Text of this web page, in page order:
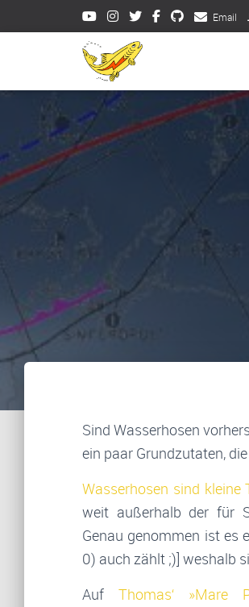
Email
Sind Wasserhosen
ein paar Grundzutaten,
Wasserhosen sind kleine
weit außerhalb der für
Genau genommen ist es
0) auch zählt ;)] weshalb
AufThomas‘ »Mare